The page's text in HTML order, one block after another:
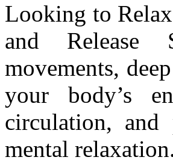
Looking to
and Release
movements,
your body’s
circulation,
mental